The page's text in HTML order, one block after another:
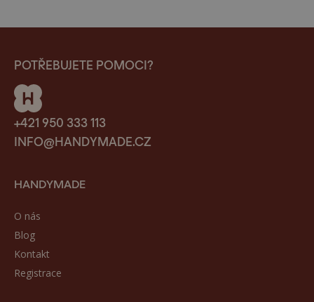
POTŘEBUJETE POMOCI?
+421 950 333 113
INFO@HANDYMADE.CZ
HANDYMADE
O nás
Blog
Kontakt
Registrace